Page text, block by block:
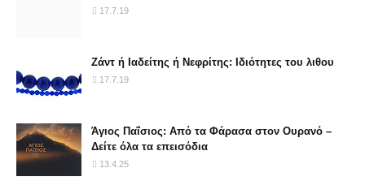
17.7.19
Ζάντ ή Ιαδείτης ή Νεφρίτης: Ιδιότητες του λιθου
17.7.19
Άγιος Παΐσιος: Από τα Φάρασα στον Ουρανό –
Δείτε όλα τα επεισόδια
13.4.25